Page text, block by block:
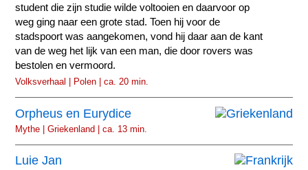
student die zijn studie wilde voltooien en daarvoor op
weg ging naar een grote stad. Toen hij voor de
stadspoort was aangekomen, vond hij daar aan de kant
van de weg het lijk van een man, die door rovers was
bestolen en vermoord.
Volksverhaal | Polen | ca. 20 min.
Orpheus en Eurydice
Mythe | Griekenland | ca. 13 min.
Luie Jan